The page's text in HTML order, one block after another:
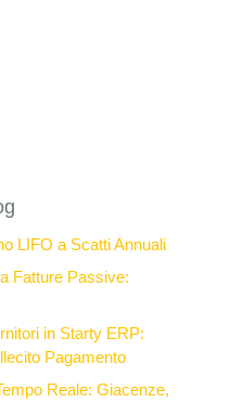
LIFO a Scatti Annuali
Fatture Passive:
in Starty ERP:
Pagamento
Reale: Giacenze,